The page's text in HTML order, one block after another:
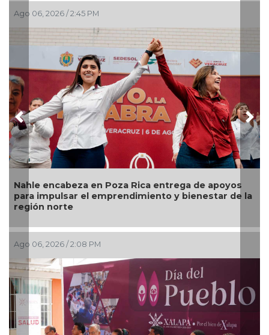
de apoyos
y bienestar de la
Dictan 70 años de prisión
empleados de pollos "Pancho" en
Previous